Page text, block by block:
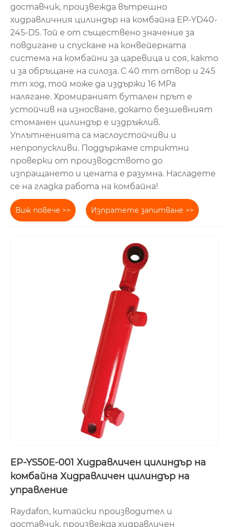
доставчик, произвежда вътрешно
хидравличния цилиндър на комбайна EP-YD40-
245-D5. Той е от съществено значение за
повдигане и спускане на конвейерната
система на комбайни за царевица и соя, както
и за обръщане на силоза. С 40 mm отвор и 245
mm ход, той може да издържи 16 MPa
налягане. Хромираният бутален прът е
устойчив на износване, докато безшевният
стоманен цилиндър е издръжлив.
Уплътненията са маслоустойчиви и
непропускливи. Поддържаме стриктни
проверки от производството до
изпращането и цената е разумна. Насладете
се на гладка работа на комбайна!
Виж повече >> Изпратете запитване >>
EP-YS50E-001 Хидравличен цилиндър на
комбайна Хидравличен цилиндър на
управление
Raydafon, китайски производител и
доставчик, произвежда хидравличен